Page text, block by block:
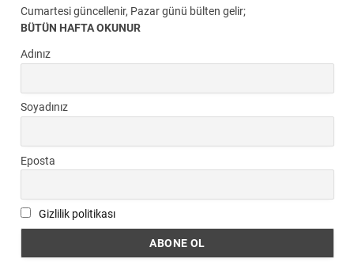
Cumartesi güncellenir, Pazar günü bülten gelir;
BÜTÜN HAFTA OKUNUR
Adınız
Soyadınız
Eposta
Gizlilik politikası